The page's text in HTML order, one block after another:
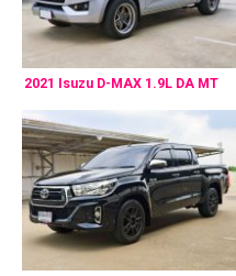
2021 Isuzu D-MAX 1.9L DA MT